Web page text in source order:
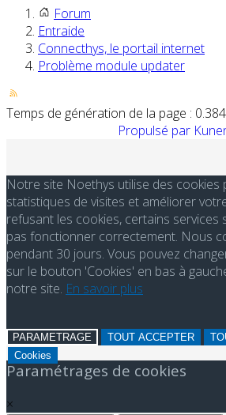
Forum
Entraide
Connecthys, le portail internet
Problème module updater
Temps de génération de la page :
Propulsé par
Notre site Noethys utilise des cookies
statistiques de visites et améliorer
refusant les cookies, certains services
pas fonctionner correctement. Nous
pendant 30 jours. Vous pouvez
sur le bouton 'Cookies' en bas à
notre site. En savoir plus
PARAMETRAGE TOUT ACCEPTER
Cookies
Paramétrages de cookies
×